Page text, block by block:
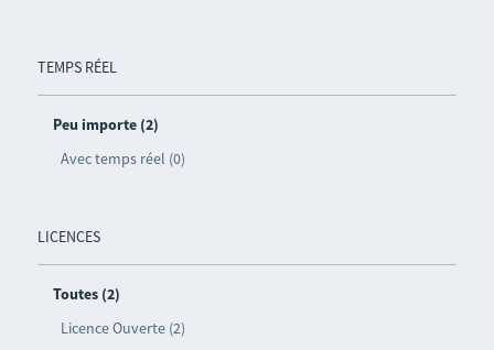
TEMPS RÉEL
Peu importe (2)
Avec temps réel (0)
LICENCES
Toutes (2)
Licence Ouverte (2)